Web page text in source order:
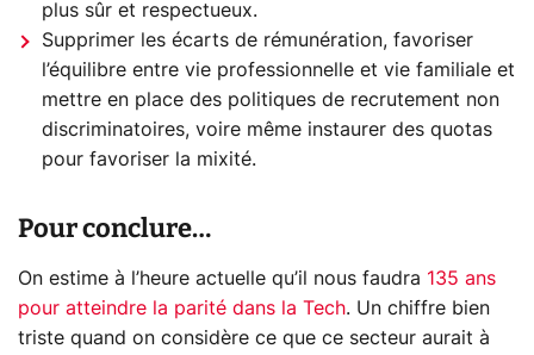
plus sûr et respectueux.
Supprimer les écarts de rémunération, favoriser
l’équilibre entre vie professionnelle et vie familiale et
mettre en place des politiques de recrutement non
discriminatoires, voire même instaurer des quotas
pour favoriser la mixité.
Pour conclure…
On estime à l’heure actuelle qu’il nous faudra 135 ans
pour atteindre la parité dans la Tech. Un chiffre bien
triste quand on considère ce que ce secteur aurait à